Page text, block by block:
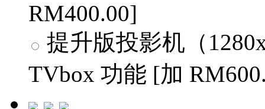
RM400.00]
提升版投影机（
TVbox 功能 [加